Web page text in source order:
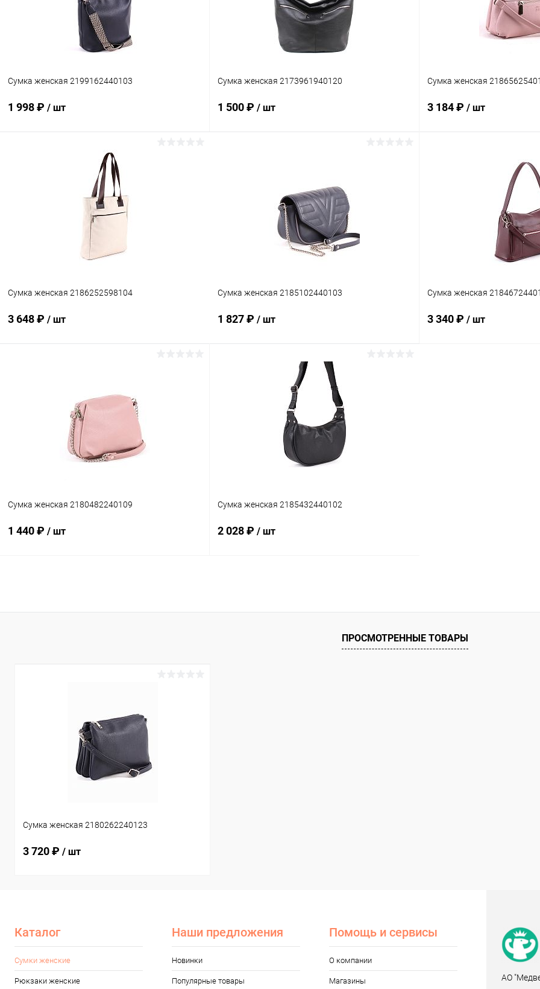
Сумка женская 2199162440103
1 998 ₽ / шт
В корзину
Сумка женская 2173961940120
1 500 ₽ / шт
В наличии
Сумка женская
3 184 ₽ / шт
В
Сумка женская 2186252598104
3 648 ₽ / шт
В наличии
Сумка женская 2185102440103
1 827 ₽ / шт
В корзину
В наличии
Сумка женская
3 340 ₽ / шт
Сумка женская 2180482240109
1 440 ₽ / шт
Сравнение
Сумка женская 2185432440102
2 028 ₽ / шт
Сравнение
В наличии
ПРОСМОТРЕННЫЕ ТОВАРЫ
Сумка женская 2180262240123
3 720 ₽ / шт
Каталог
Сумки женские
Рюкзаки женские
Наши предложения
Новинки
Популярные товары
Помощь и сервисы
О компании
Магазины АО